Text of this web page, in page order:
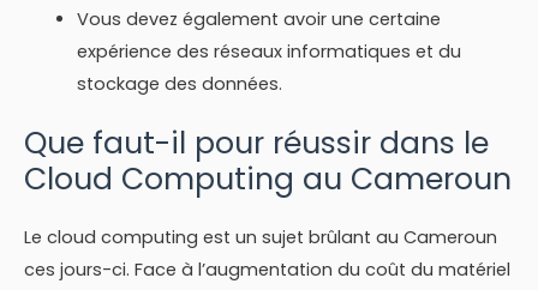
Vous devez également avoir une certaine
expérience des réseaux informatiques et du
stockage des données.
Que faut-il pour réussir dans le
Cloud Computing au Cameroun
Le cloud computing est un sujet brûlant au Cameroun
ces jours-ci. Face à l’augmentation du coût du matériel